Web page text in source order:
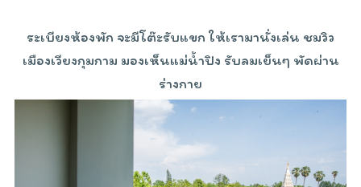
ระเบียงห้องพัก จะมีโต๊ะรับแขก ให้เรามานั่งเล่น ชมวิว
เมืองเวียงกุมกาม มองเห็นแม่น้ำปิง รับลมเย็นๆ พัดผ่าน
ร่างกาย